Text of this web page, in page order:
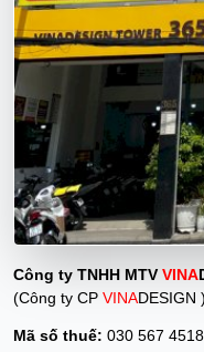
Công ty TNHH MTVVINA
(Công ty CP VINADESIGN )
Mã số thuế: 030 567 4518